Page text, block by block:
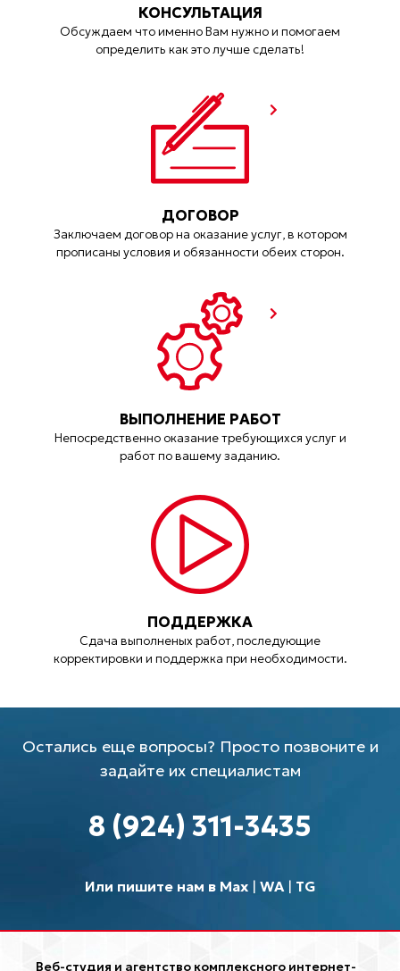
КОНСУЛЬТАЦИЯ
Обсуждаем что именно Вам нужно и помогаем
определить как это лучше сделать!
ДОГОВОР
Заключаем договор на оказание услуг, в котором
прописаны условия и обязанности обеих сторон.
ВЫПОЛНЕНИЕ РАБОТ
Непосредственно оказание требующихся услуг и
работ по вашему заданию.
ПОДДЕРЖКА
Сдача выполненых работ, последующие
корректировки и поддержка при необходимости.
Остались еще вопросы? Просто позвоните и
задайте их специалистам
8 (924) 311-3435
Или пишите нам в Max| WA| TG
Веб-студия и агентство комплексного интернет-